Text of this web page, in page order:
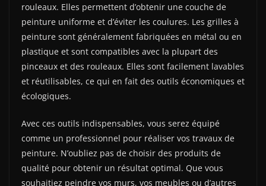
rouleaux. Elles permettent d’obtenir une couche de
peinture uniforme et d’éviter les coulures. Les grilles à
peinture sont généralement fabriquées en métal ou en
plastique et sont compatibles avec la plupart des
pinceaux et des rouleaux. Elles sont facilement lavables
et réutilisables, ce qui en fait des outils économiques et
écologiques.
Avec ces outils indispensables, vous serez équipé
comme un professionnel pour réaliser vos travaux de
peinture. N’oubliez pas de choisir des produits de
qualité pour obtenir un résultat optimal. Que vous
souhaitiez peindre vos murs, vos meubles ou d’autres